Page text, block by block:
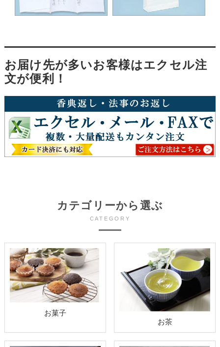
お届け先が多いお客様はエクセル注
文が便利！
カテゴリーから選ぶ
CATEGORY
お菓子
お茶